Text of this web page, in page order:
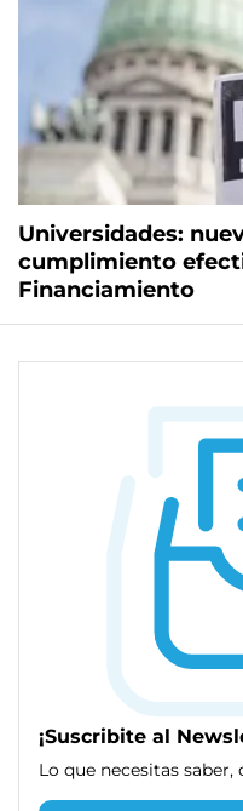
Universidades:
cumplimiento
Financiamiento
¡Suscribite al
Lo que necesitas